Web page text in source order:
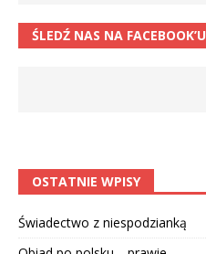
ŚLEDŹ NAS NA FACEBOOK’U
OSTATNIE WPISY
Świadectwo z niespodzianką